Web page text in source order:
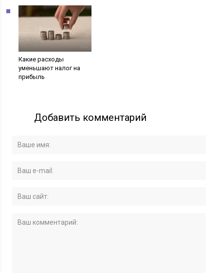
Какие расходы
уменьшают налог на
прибыль
Добавить комментарий